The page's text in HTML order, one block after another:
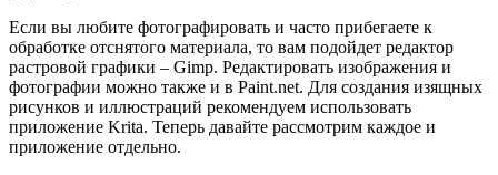
Если вы любите фотографировать и часто прибегаете к
обработке отснятого материала, то вам подойдет редактор
растровой графики – Gimp. Редактировать изображения и
фотографии можно также и в Paint.net. Для создания изящных
рисунков и иллюстраций рекомендуем использовать
приложение Krita. Теперь давайте рассмотрим каждое и
приложение отдельно.